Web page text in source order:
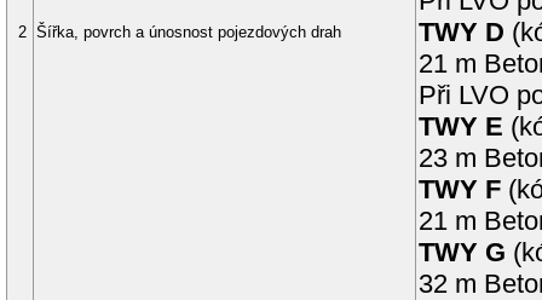
2 Šířka, povrch a únosnost pojezdových drah
TWY D (
21 m
Při LVO
TWY E (
23 m
TWY F (
21 m
TWY G (
32 m